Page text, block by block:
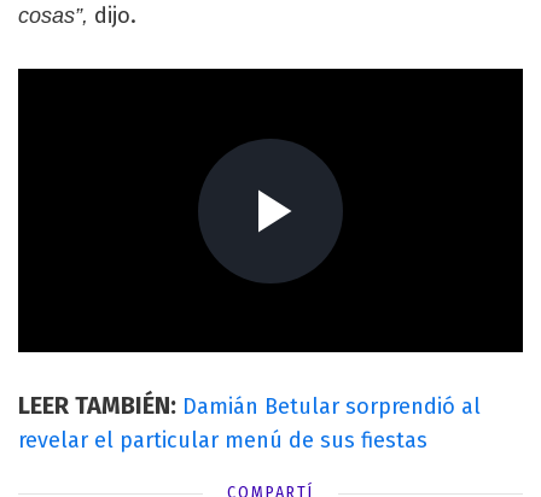
cosas”, dijo.
LEER TAMBIÉN: Damián Betular sorprendió al
revelar el particular menú de sus fiestas
COMPARTÍ